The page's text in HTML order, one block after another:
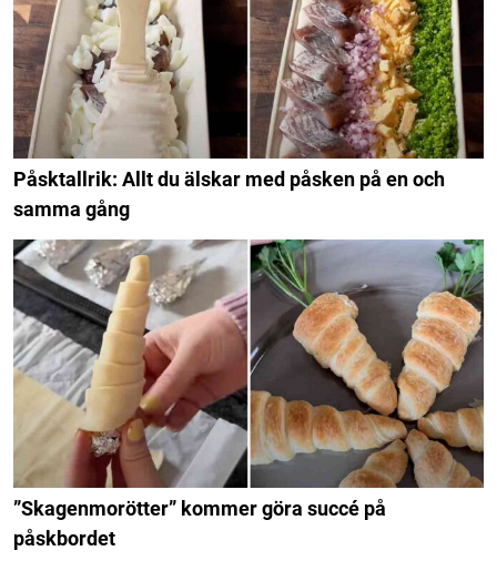
Påsktallrik: Allt du älskar med påsken på en och
samma gång
”Skagenmorötter” kommer göra succé på
påskbordet